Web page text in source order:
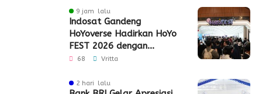
9 jam lalu
Indosat Gandeng
HoYoverse Hadirkan HoYo
FEST 2026 dengan
Dukungan 5G
68 Vritta
2 hari lalu